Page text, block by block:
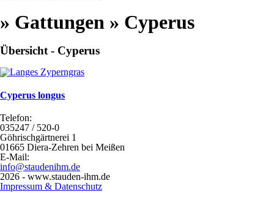
» Gattungen » Cyperus
Übersicht - Cyperus
Cyperus longus
Telefon:
035247 / 520-0
Göhrischgärtnerei 1
01665 Diera-Zehren bei Meißen
E-Mail:
info@staudenihm.de
2026 - www.stauden-ihm.de
Impressum & Datenschutz